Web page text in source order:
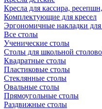
Кресла для кассира,
Комплектующие для кресел
Эргономичные накладки для
Все столы
Ученические столы
Столы для школьной
Квадратные столы
Пластиковые столы
Стеклянные столы
Овальные столы
Прямоугольные столы
Раздвижные столы